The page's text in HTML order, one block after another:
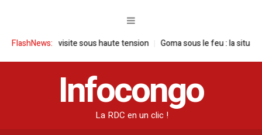
FlashNews:
une visite sous haute tension Goma sous le feu : la situation
Infocongo
La RDC en un clic !